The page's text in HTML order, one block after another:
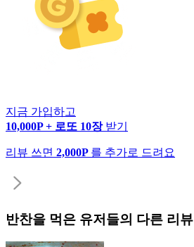
지금 가입하고
10,000P + 로또 10장 받기
리뷰 쓰면 2,000P 를 추가로 드려요
반찬을 먹은 유저들의 다른 리뷰